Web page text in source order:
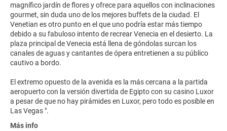
magnífico jardín de flores y ofrece para aquellos con inclinaciones
gourmet, sin duda uno de los mejores buffets de la ciudad. El
Venetian es otro punto en el que uno podría estar más tiempo
debido a su fabuloso intento de recrear Venecia en el desierto. La
plaza principal de Venecia está llena de góndolas surcan los
canales de aguas y cantantes de ópera entretienen a su público
cautivo a bordo.
El extremo opuesto de la avenida es la más cercana a la partida
aeropuerto con la versión divertida de Egipto con su casino Luxor
a pesar de que no hay pirámides en Luxor, pero todo es posible en
Más info